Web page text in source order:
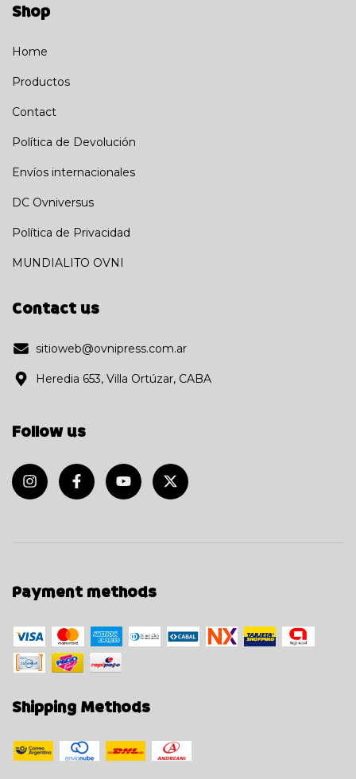
Shop
Home
Productos
Contact
Política de Devolución
Envíos internacionales
DC Ovniversus
Política de Privacidad
MUNDIALITO OVNI
Contact us
sitioweb@ovnipress.com.ar
Heredia 653, Villa Ortúzar, CABA
Follow us
Payment methods
Shipping Methods